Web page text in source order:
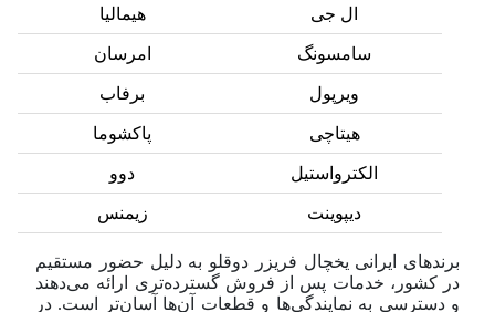
ال جی هیمالیا
سامسونگ امرسان
ویرپول برفاب
هیتاچی پاکشوما
الکترواستیل دوو
دیپوینت زیمنس
برندهای ایرانی یخچال فریزر دوقلو به دلیل حضور مستقیم
در کشور، خدمات پس از فروش گسترده‌تری ارائه می‌دهند
و دسترسی به نمایندگی‌ها و قطعات آن‌ها آسان‌تر است. در